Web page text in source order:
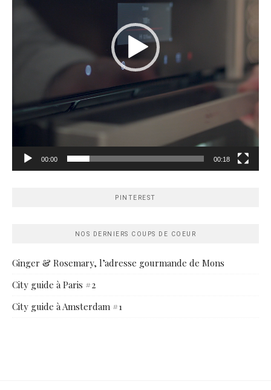
00:00 00:18
PINTEREST
NOS DERNIERS COUPS DE COEUR
Ginger & Rosemary, l’adresse gourmande de Mons
City guide à Paris #2
City guide à Amsterdam #1